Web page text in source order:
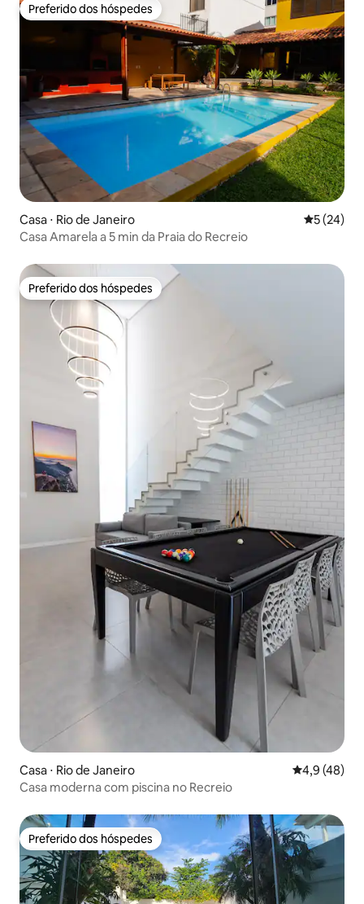
Preferido dos hóspedes
Preferido dos hóspedes
Casa ⋅ Rio de Janeiro 5 de uma
5 (24)
Casa Amarela a 5 min da Praia do Recreio
Preferido dos hóspedes
Preferido dos hóspedes
Casa ⋅ Rio de Janeiro 4,9 de uma
4,9 (48)
Casa moderna com piscina no Recreio
Preferido dos hóspedes
Preferido dos hóspedes